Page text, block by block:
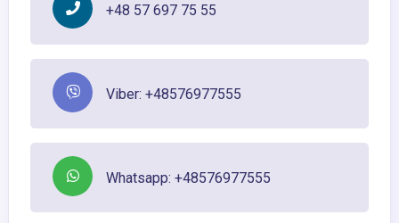
+48 57 697 75 55
Viber: +48576977555
Whatsapp: +48576977555